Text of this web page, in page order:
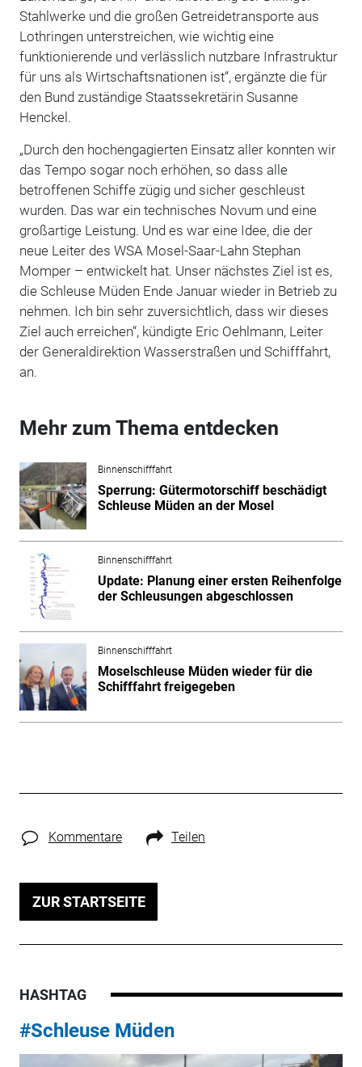
Stahlwerke und die großen Getreidetransporte aus
Lothringen unterstreichen, wie wichtig eine
funktionierende und verlässlich nutzbare Infrastruktur
für uns als Wirtschaftsnationen ist“, ergänzte die für
den Bund zuständige Staatssekretärin Susanne
Henckel.
„Durch den hochengagierten Einsatz aller konnten wir
das Tempo sogar noch erhöhen, so dass alle
betroffenen Schiffe zügig und sicher geschleust
wurden. Das war ein technisches Novum und eine
großartige Leistung. Und es war eine Idee, die der
neue Leiter des WSA Mosel-Saar-Lahn Stephan
Momper – entwickelt hat. Unser nächstes Ziel ist es,
die Schleuse Müden Ende Januar wieder in Betrieb zu
nehmen. Ich bin sehr zuversichtlich, dass wir dieses
Ziel auch erreichen“, kündigte Eric Oehlmann, Leiter
der Generaldirektion Wasserstraßen und Schifffahrt,
an.
Mehr zum Thema entdecken
Binnenschifffahrt
Sperrung: Gütermotorschiff beschädigt
Schleuse Müden an der Mosel
Binnenschifffahrt
Update: Planung einer ersten Reihenfolge
der Schleusungen abgeschlossen
Binnenschifffahrt
Moselschleuse Müden wieder für die
Schifffahrt freigegeben
Kommentare Teilen
ZUR STARTSEITE
HASHTAG
#Schleuse Müden